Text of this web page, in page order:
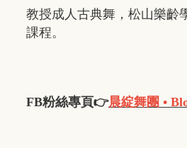
教授成人古典舞，松山樂齡
課程。
FB粉絲專頁👉晨綻舞團 •